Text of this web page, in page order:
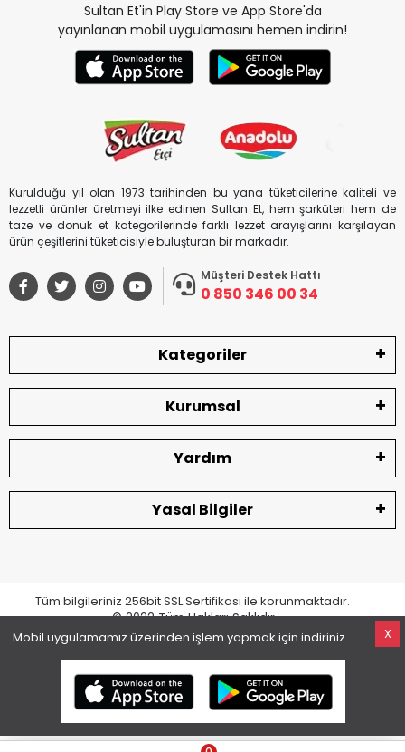
Sultan Et'in Play Store ve App Store'da
yayınlanan mobil uygulamasını hemen indirin!
Kurulduğu yıl olan 1973 tarihinden bu yana tüketicilerine kaliteli ve
lezzetli ürünler üretmeyi ilke edinen Sultan Et, hem şarküteri hem de
taze ve donuk et kategorilerinde farklı lezzet arayışlarını karşılayan
ürün çeşitlerini tüketicisiyle buluşturan bir markadır.
Müşteri Destek Hattı
0 850 346 00 34
Kategoriler
Kurumsal
Yardım
Yasal Bilgiler
Tüm bilgileriniz 256bit SSL Sertifikası ile korunmaktadır.
© 2022Tüm Hakları Saklıdır
X
Mobil uygulamamız üzerinden işlem yapmak için indiriniz...
superKET E-ticaret ve Pazaryeri Entegrasyon Çözümleri